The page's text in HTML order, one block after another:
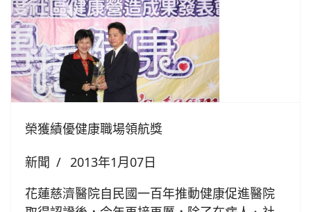
榮獲績優健康職場領航獎
新聞
2013年1月07日
花蓮慈濟醫院自民國一百年推動健康促進醫院